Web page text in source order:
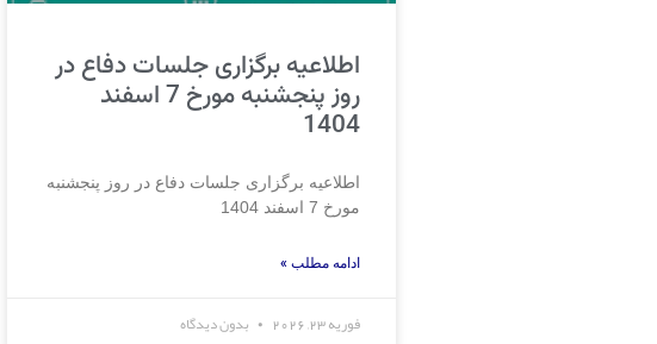
اطلاعیه برگزاری جلسات دفاع در
روز پنجشنبه مورخ 7 اسفند
1404
اطلاعیه برگزاری جلسات دفاع در روز پنجشنبه
مورخ 7 اسفند 1404
ادامه مطلب »
فوریه 23, 2026 بدون دیدگاه